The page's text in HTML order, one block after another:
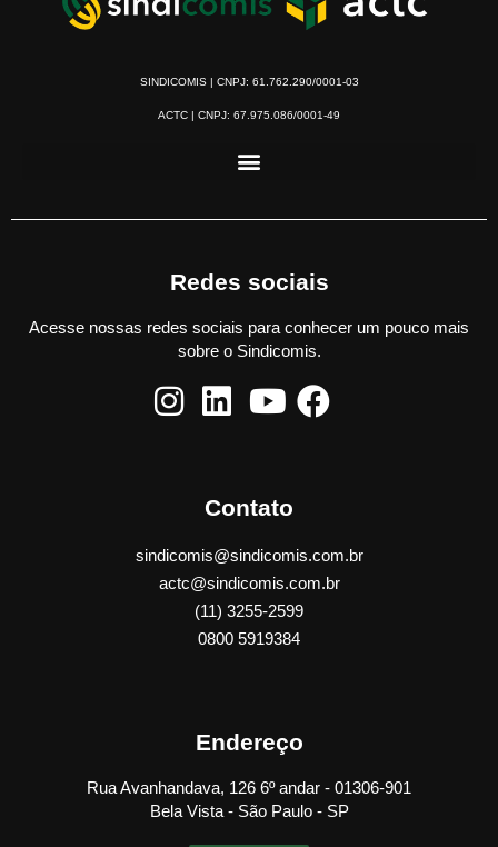
SINDICOMIS | CNPJ: 61.762.290/0001-03
ACTC | CNPJ: 67.975.086/0001-49
Redes sociais
Acesse nossas redes sociais para conhecer um pouco mais
sobre o Sindicomis.
Contato
sindicomis@sindicomis.com.br
actc@sindicomis.com.br
(11) 3255-2599
0800 5919384
Endereço
Rua Avanhandava, 126 6º andar - 01306-901
Bela Vista - São Paulo - SP